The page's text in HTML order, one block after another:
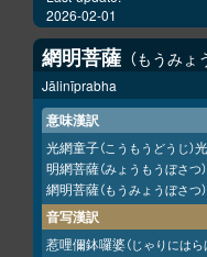
2026-02-01
網明菩薩 もうみょ
Jālinīprabha
意味漢訳
光網童子（こうもうどうじ）
明網菩薩（みょうもうぼさつ）
網明菩薩（もうみょうぼさつ）
音写漢訳
惹哩儞鉢囉婆（じゃりにはら